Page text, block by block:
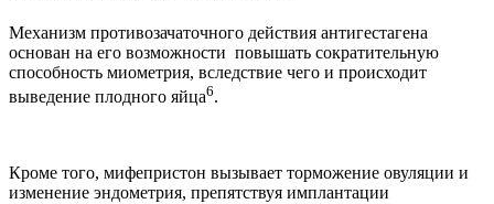
Механизм противозачаточного действия антигестагена
основан на его возможности повышать сократительную
способность миометрия, вследствие чего и происходит
выведение плодного яйца6.
Кроме того, мифепристон вызывает торможение овуляции и
изменение эндометрия, препятствуя имплантации